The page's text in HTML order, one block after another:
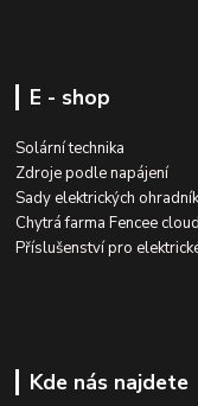
E - shop
Solární technika
Zdroje podle napájení
Sady elektrických
Chytrá farma Fencee cloud
Příslušenství pro
Kde nás najdete